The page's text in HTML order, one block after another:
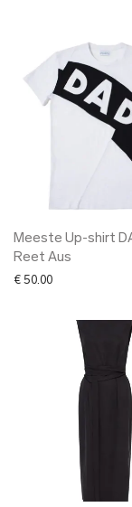
Meeste Up-shirt
Reet Aus
€ 50.00